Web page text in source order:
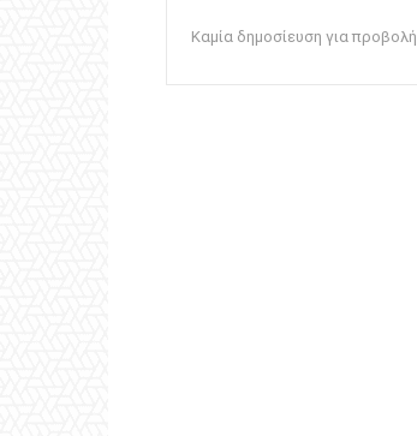
Καμία δημοσίευση για προβολή